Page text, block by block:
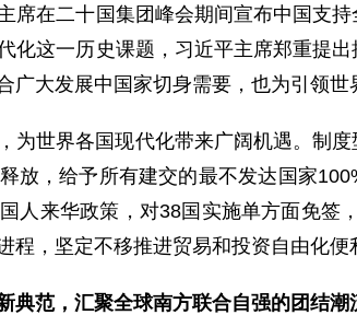
席在二十国集团峰会期间宣布中国支
化这一历史课题，习近平主席郑重提
大发展中国家切身需要，也为引领世
为世界各国现代化带来广阔机遇。制
放，给予所有建交的最不发达国家
人来华政策，对38国实施单方面免签
，坚定不移推进贸易和投资自由化便
范，汇聚全球南方联合自强的团结潮